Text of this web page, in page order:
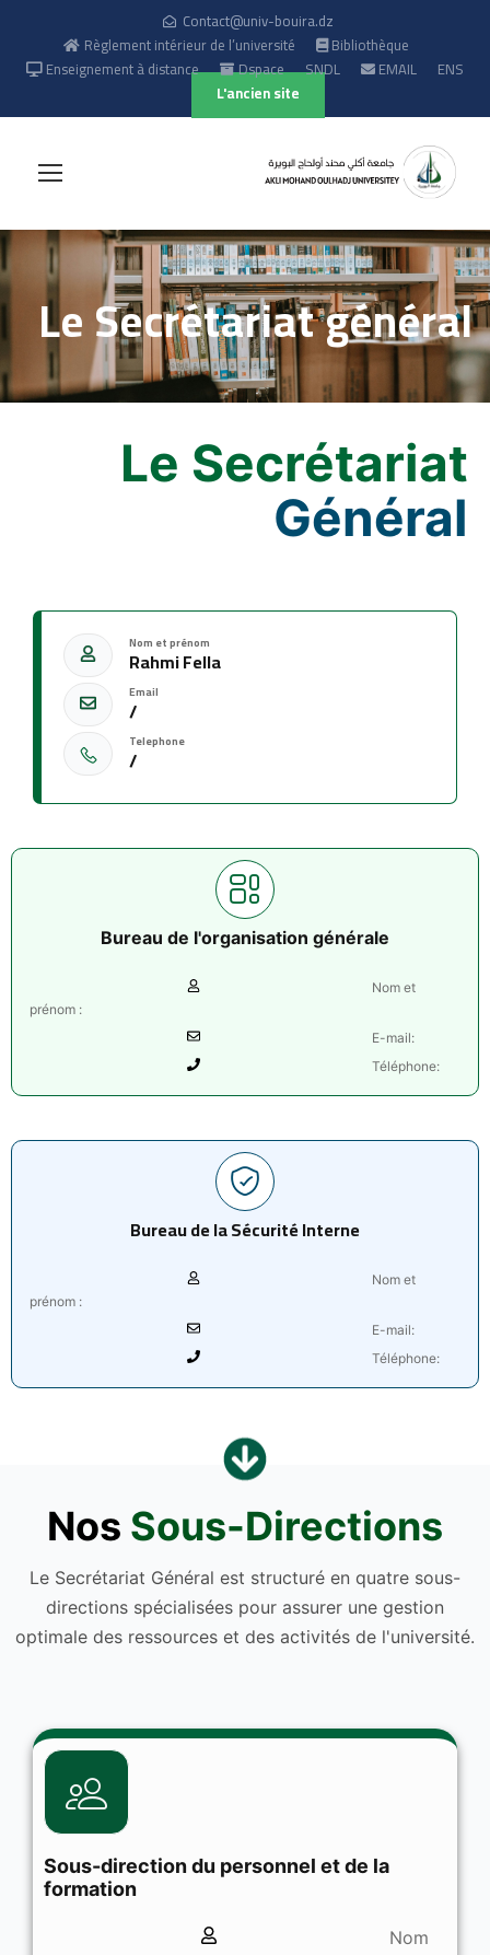
Contact@univ-bouira.dz
Règlement intérieur de l’université
Bibliothèque
Enseignement à distance
Dspace SNDL EMAIL
ENS
L'ancien site
Le Secrétariat général
Nom et prénom
Rahmi Fella
Email
/
Telephone
/
Le Secrétariat
Général
Bureau de l'organisation générale
Nom et
prénom :
E-mail:
Téléphone:
Bureau de la Sécurité Interne
Nom et
prénom :
E-mail:
Téléphone:
Nos Sous-Directions
Le Secrétariat Général est structuré en quatre sous-
directions spécialisées pour assurer une gestion
optimale des ressources et des activités de l'université.
Sous-direction du personnel et de la
formation
Nom